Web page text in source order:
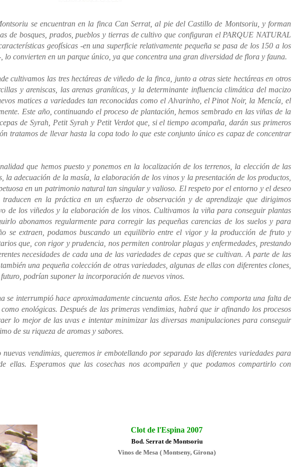
se encuentran en la finca Can Serrat, al pie del Castillo de Montsoriu, y forman
de bosques, prados, pueblos y tierras de cultivo que configuran el PARQUE NATURAL
geofísicas -en una superficie relativamente pequeña se pasa de los 150 a los
lo convierten en un parque único, ya que concentra una gran diversidad de flora y fauna.
cultivamos las tres hectáreas de viñedo de la finca, junto a otras siete hectáreas en otros
y areniscas, las arenas graníticas, y la determinante influencia climática del macizo
matices a variedades tan reconocidas como el Alvarinho, el Pinot Noir, la Mencía, el
Este año, continuando el proceso de plantación, hemos sembrado en las viñas de la
de Syrah, Petit Syrah y Petit Verdot que, si el tiempo acompaña, darán sus primeros
tratamos de llevar hasta la copa todo lo que este conjunto único es capaz de concentrar
que hemos puesto y ponemos en la localización de los terrenos, la elección de las
la adecuación de la masía, la elaboración de los vinos y la presentación de los productos,
en un patrimonio natural tan singular y valioso. El respeto por el entorno y el deseo
en la práctica en un esfuerzo de observación y de aprendizaje que dirigimos
de los viñedos y la elaboración de los vinos. Cultivamos la viña para conseguir plantas
abonamos regularmente para corregir las pequeñas carencias de los suelos y para
se extraen, podamos buscando un equilibrio entre el vigor y la producción de fruto y
que, con rigor y prudencia, nos permiten controlar plagas y enfermedades, prestando
necesidades de cada una de las variedades de cepas que se cultivan. A parte de las
una pequeña colección de otras variedades, algunas de ellas con diferentes clones,
podrían suponer la incorporación de nuevos vinos.
se interrumpió hace aproximadamente cincuenta años. Este hecho comporta una falta de
enológicas. Después de las primeras vendimias, habrá que ir afinando los procesos
lo mejor de las uvas e intentar minimizar las diversas manipulaciones para conseguir
de su riqueza de aromas y sabores.
vendimias, queremos ir embotellando por separado las diferentes variedades para
ellas. Esperamos que las cosechas nos acompañen y que podamos compartirlo con
Clot de l'Espina 2007
Bod. Serrat de Montsoriu
Vinos de Mesa ( Montseny, Girona)